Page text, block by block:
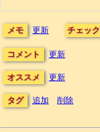
メモ 更新 チェック
コメント 更新
オススメ 更新
タグ 追加 削除